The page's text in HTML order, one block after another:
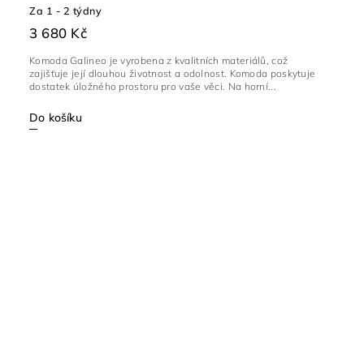
Za 1 - 2 týdny
3 680 Kč
Do košíku
Komoda Galineo je vyrobena z kvalitních materiálů, což
zajišťuje její dlouhou životnost a odolnost. Komoda poskytuje
dostatek úložného prostoru pro vaše věci. Na horní...